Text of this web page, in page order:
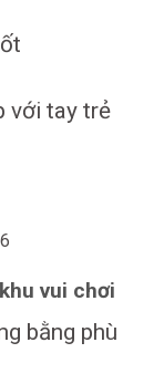
với tay trẻ
vui chơi
bằng phù